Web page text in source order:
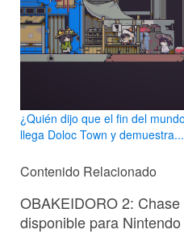
¿Quién dijo que el fin del
llega Doloc Town y demuestra...
Contenido Relacionado
OBAKEIDORO 2:
disponible para